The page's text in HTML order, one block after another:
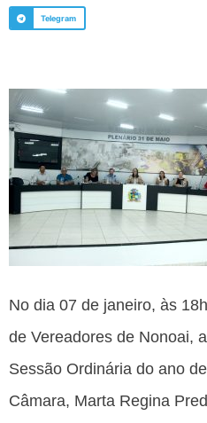
Telegram
No dia 07 de janeiro, às
de Vereadores de Nonoai,
Sessão Ordinária do ano
Câmara, Marta Regina